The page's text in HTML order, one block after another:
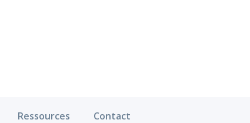
Ressources Contact